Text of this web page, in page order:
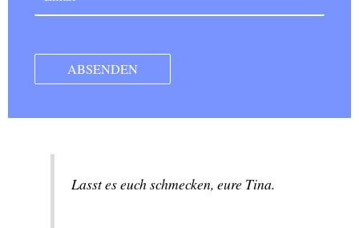
Lasst es euch schmecken, eure Tina.